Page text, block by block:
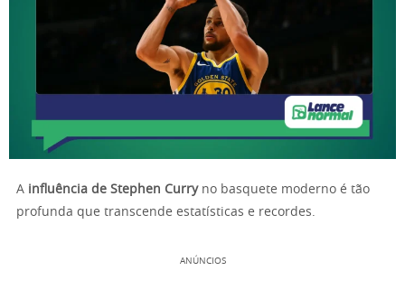
A influência de Stephen Curryno basquete moderno é tão
profunda que transcende estatísticas e recordes.
ANÚNCIOS